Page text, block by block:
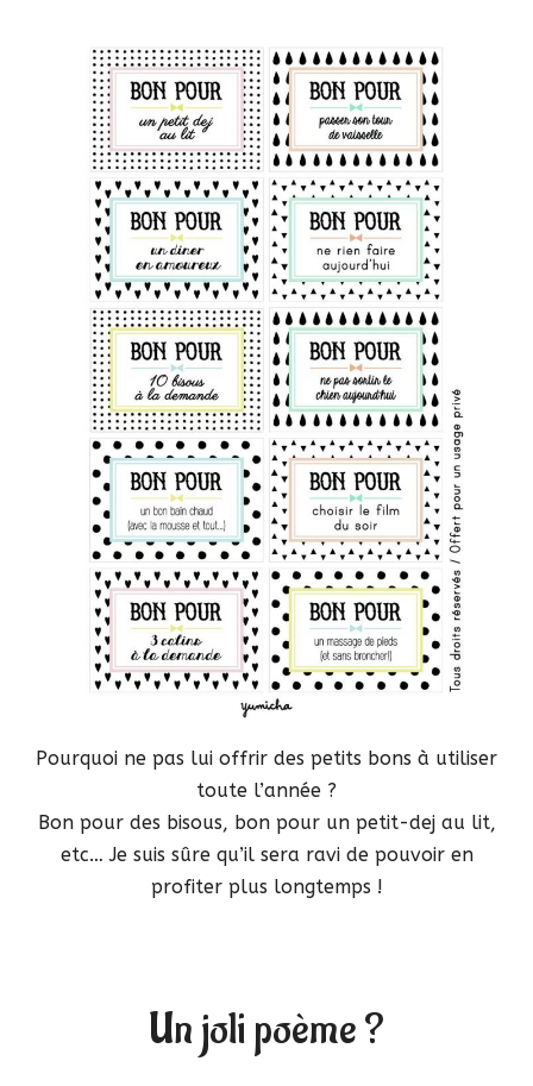
Pourquoi ne pas lui offrir des petits bons à utiliser
toute l’année ?
Bon pour des bisous, bon pour un petit-dej au lit,
etc… Je suis sûre qu’il sera ravi de pouvoir en
profiter plus longtemps !
Un joli poème ?